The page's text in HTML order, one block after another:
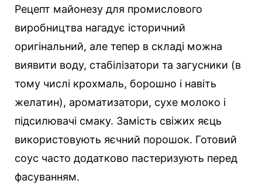
Рецепт майонезу для промислового
виробництва нагадує історичний
оригінальний, але тепер в складі можна
виявити воду, стабілізатори та загусники (в
тому числі крохмаль, борошно і навіть
желатин), ароматизатори, сухе молоко і
підсилювачі смаку. Замість свіжих яєць
використовують яєчний порошок. Готовий
соус часто додатково пастеризують перед
фасуванням.